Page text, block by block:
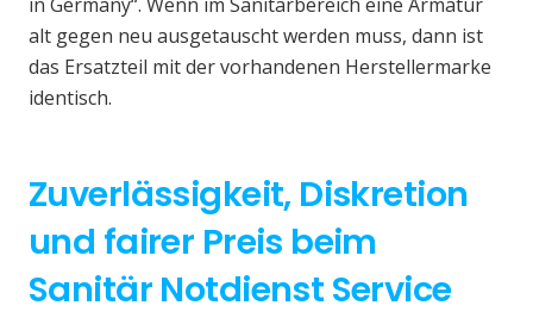
alt gegen neu ausgetauscht werden muss, dann ist
das Ersatzteil mit der vorhandenen Herstellermarke
identisch.
Zuverlässigkeit, Diskretion
und fairer Preis beim
Sanitär Notdienst Service